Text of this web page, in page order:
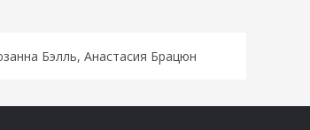
Бэлль, Анастасия Брацюн